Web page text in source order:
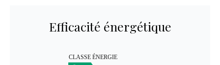
Efficacité énergétique